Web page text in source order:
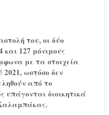
του, οι δύο
και 127 μόνιμους
με τα στοιχεία
ωστόσο δεν
από το
υπάγονται διοικητικά